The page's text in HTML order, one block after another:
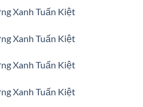
Xanh Tuấn Kiệt
Xanh Tuấn Kiệt
Xanh Tuấn Kiệt
Xanh Tuấn Kiệt